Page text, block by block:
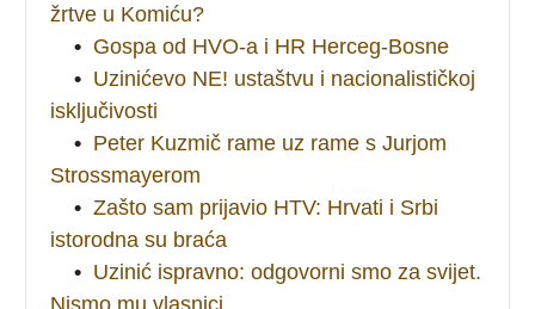
žrtve u Komiću?
• Gospa od HVO-a i HR Herceg-Bosne
• Uzinićevo NE! ustaštvu i nacionalističkoj
isključivosti
• Peter Kuzmič rame uz rame s Jurjom
Strossmayerom
• Zašto sam prijavio HTV: Hrvati i Srbi
istorodna su braća
• Uzinić ispravno: odgovorni smo za svijet.
Nismo mu vlasnici